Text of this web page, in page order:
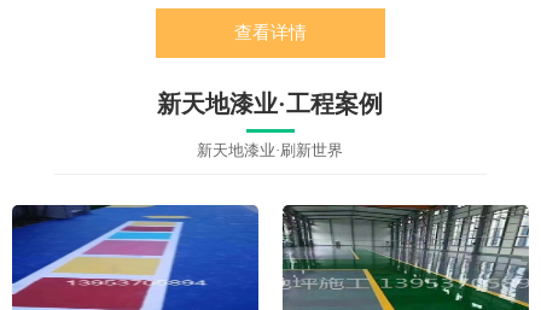
查看详情
新天地漆业·工程案例
新天地漆业·刷新世界